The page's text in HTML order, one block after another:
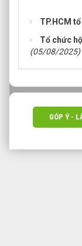
TP.HCM
Tổ chức
(05/08/2025)
GÓP Ý -